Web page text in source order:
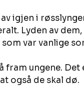
igjen i
Lyden av dem,
var vanlige
fram ungene. Det
også de skal dø.